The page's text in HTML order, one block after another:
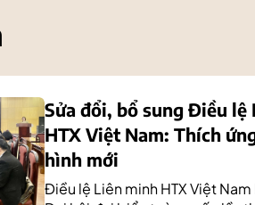
Sửa đổi, bổ sung Điều lệ
HTX Việt Nam: Thích
hình mới
Điều lệ Liên minh HTX Việt